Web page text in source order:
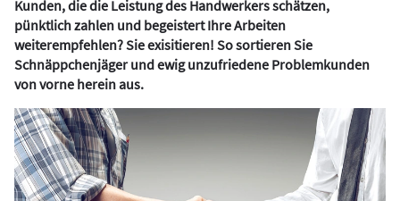
Kunden, die die Leistung des Handwerkers schätzen,
pünktlich zahlen und begeistert Ihre Arbeiten
weiterempfehlen? Sie exisitieren! So sortieren Sie
Schnäppchenjäger und ewig unzufriedene Problemkunden
von vorne herein aus.